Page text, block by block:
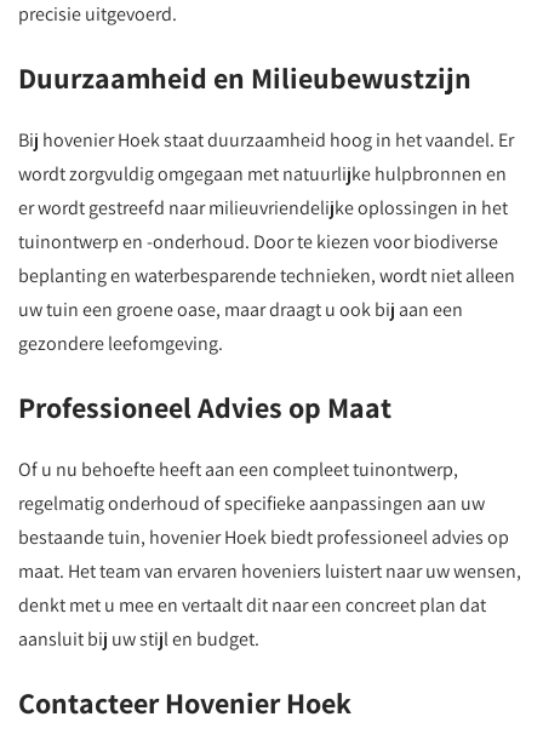
precisie uitgevoerd.
Duurzaamheid en Milieubewustzijn
Bij hovenier Hoek staat duurzaamheid hoog in het vaandel. Er
wordt zorgvuldig omgegaan met natuurlijke hulpbronnen en
er wordt gestreefd naar milieuvriendelijke oplossingen in het
tuinontwerp en -onderhoud. Door te kiezen voor biodiverse
beplanting en waterbesparende technieken, wordt niet alleen
uw tuin een groene oase, maar draagt u ook bij aan een
gezondere leefomgeving.
Professioneel Advies op Maat
Of u nu behoefte heeft aan een compleet tuinontwerp,
regelmatig onderhoud of specifieke aanpassingen aan uw
bestaande tuin, hovenier Hoek biedt professioneel advies op
maat. Het team van ervaren hoveniers luistert naar uw wensen,
denkt met u mee en vertaalt dit naar een concreet plan dat
aansluit bij uw stijl en budget.
Contacteer Hovenier Hoek